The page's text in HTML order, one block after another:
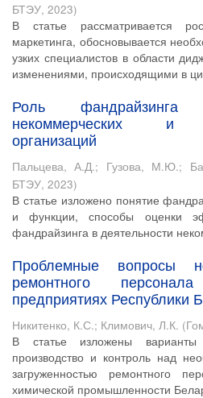
БТЭУ, 2023)
В статье рассматривается
маркетинга, обосновывается
узких специалистов в области
изменениями, происходящими в
Роль фандрайзинга
некоммерческих и
организаций
Пальцева, А.Д.; Гузова, М.Ю.;
БТЭУ, 2023)
В статье изложено понятие
и функции, способы оценки
фандрайзинга в деятельности
Проблемные вопросы
ремонтного
предприятиях Республики
Никитенко, К.С.; Климович, Л.К. (
В статье изложены
производство и контроль над
загруженностью ремонтного
химической промышленности